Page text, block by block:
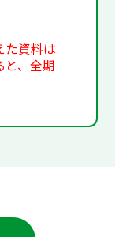
た資料は
と、全期